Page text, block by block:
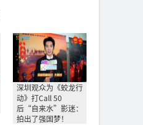
深圳观众为《蛟龙行
动》打Call 50
后“自来水”影迷：
拍出了强国梦！